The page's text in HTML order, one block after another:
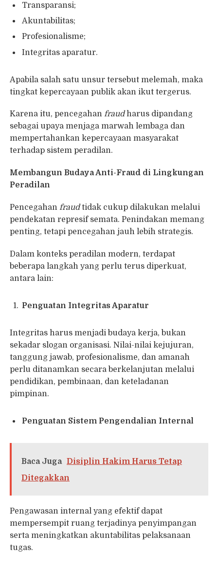
Transparansi;
Akuntabilitas;
Profesionalisme;
Integritas aparatur.
Apabila salah satu unsur tersebut melemah, maka
tingkat kepercayaan publik akan ikut tergerus.
Karena itu, pencegahan fraudharus dipandang
sebagai upaya menjaga marwah lembaga dan
mempertahankan kepercayaan masyarakat
terhadap sistem peradilan.
Membangun Budaya Anti-Fraud di Lingkungan
Peradilan
Pencegahan fraudtidak cukup dilakukan melalui
pendekatan represif semata. Penindakan memang
penting, tetapi pencegahan jauh lebih strategis.
Dalam konteks peradilan modern, terdapat
beberapa langkah yang perlu terus diperkuat,
antara lain:
Penguatan Integritas Aparatur
Integritas harus menjadi budaya kerja, bukan
sekadar slogan organisasi. Nilai-nilai kejujuran,
tanggung jawab, profesionalisme, dan amanah
perlu ditanamkan secara berkelanjutan melalui
pendidikan, pembinaan, dan keteladanan
pimpinan.
Penguatan Sistem Pengendalian Internal
Baca Juga Disiplin Hakim Harus Tetap
Ditegakkan
Pengawasan internal yang efektif dapat
mempersempit ruang terjadinya penyimpangan
serta meningkatkan akuntabilitas pelaksanaan
tugas.